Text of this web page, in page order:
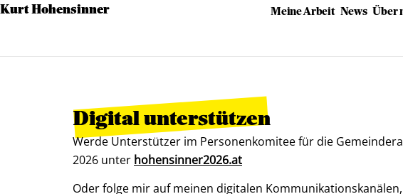
Kurt Hohensinner Meine Arbeit News Über
Digital unterstützen
Werde Unterstützer im Personenkomitee für die
2026 unter hohensinner2026.at
Oder folge mir auf meinen digitalen